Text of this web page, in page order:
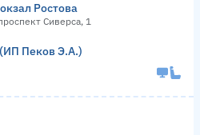
Ростова
Сиверса, 1
Пеков Э.А.)